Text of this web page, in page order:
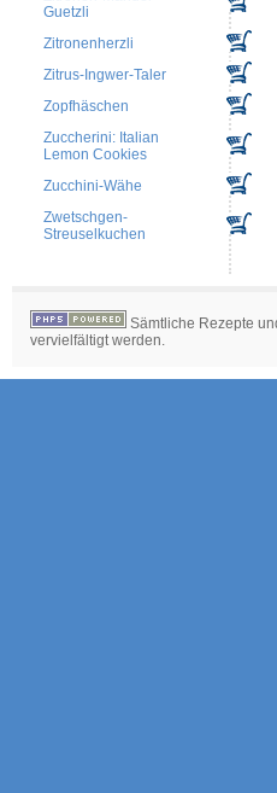
Guetzli
Zitronenherzli
Zitrus-Ingwer-Taler
Zopfhäschen
Zuccherini: Italian
Lemon Cookies
Zucchini-Wähe
Zwetschgen-
Streuselkuchen
Sämtliche Rezepte
vervielfältigt werden.